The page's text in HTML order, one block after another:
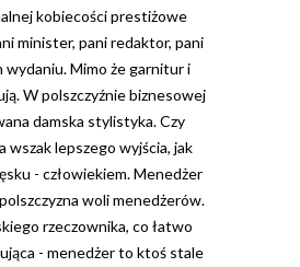
kobiecości prestiżowe
minister, pani redaktor, pani
wydaniu. Mimo że garnitur i
W polszczyźnie biznesowej
damska stylistyka. Czy
wszak lepszego wyjścia, jak
- człowiekiem. Menedżer
woli menedżerów.
rzeczownika, co łatwo
- menedżer to ktoś stale